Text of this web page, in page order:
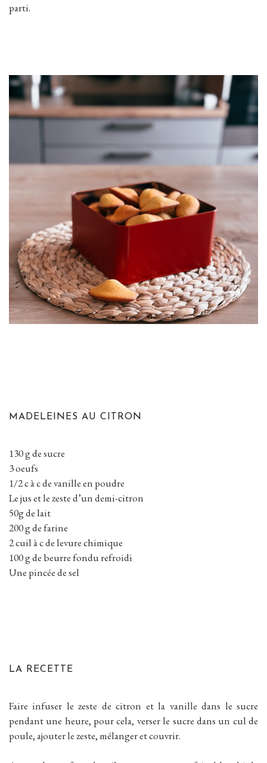
parti.
MADELEINES AU CITRON
130 g de sucre
3 oeufs
1/2 c à c de vanille en poudre
Le jus et le zeste d’un demi-citron
50g de lait
200 g de farine
2 cuil à c de levure chimique
100 g de beurre fondu refroidi
Une pincée de sel
LA RECETTE
Faire infuser le zeste de citron et la vanille dans le sucre
pendant une heure, pour cela, verser le sucre dans un cul de
poule, ajouter le zeste, mélanger et couvrir.